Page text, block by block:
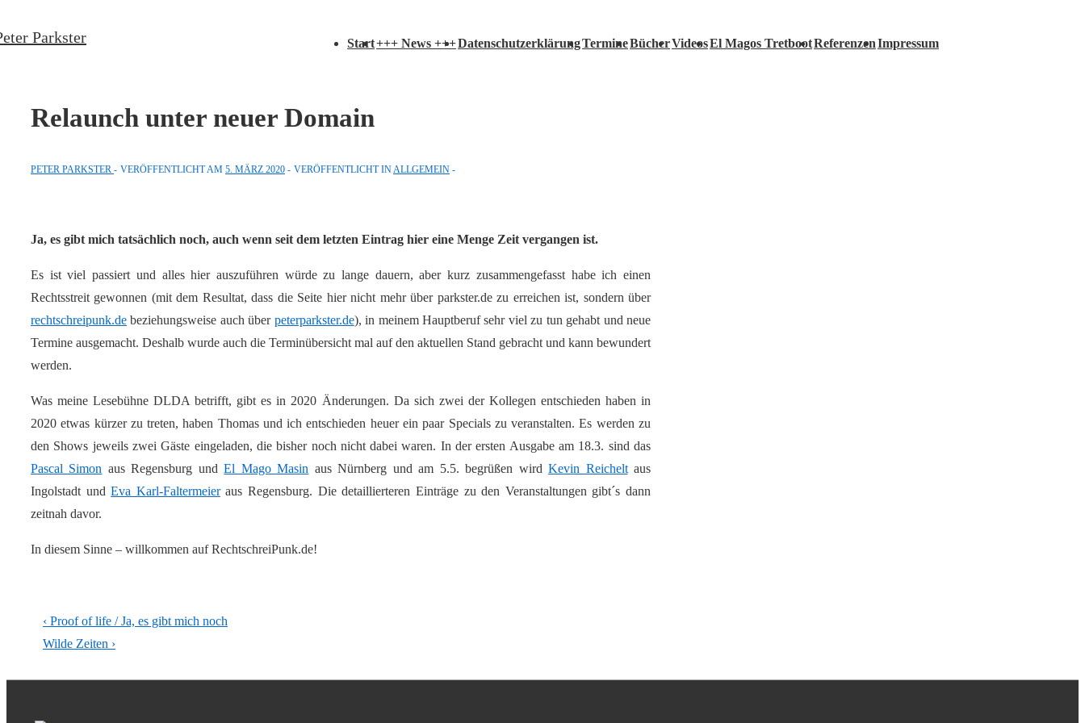
Zum Parkster
Start+++ News +++DatenschutzerklärungTermineBücherVideosEl Magos TretbootReferenzenImpressum
Relaunch unter neuer Domain
PETER PARKSTER VERÖFFENTLICHT AM 5. MÄRZ 2020 VERÖFFENTLICHT IN ALLGEMEIN
Ja, es gibt mich tatsächlich noch, auch wenn seit dem letzten Eintrag hier eine Menge Zeit vergangen ist.
Es ist viel passiert und alles hier auszuführen würde zu lange dauern, aber kurz zusammengefasst habe ich einen
Rechtsstreit gewonnen (mit dem Resultat, dass die Seite hier nicht mehr über parkster.de zu erreichen ist, sondern über
rechtschreipunk.de beziehungsweise auch über peterparkster.de), in meinem Hauptberuf sehr viel zu tun gehabt und neue
Termine ausgemacht. Deshalb wurde auch die Terminübersicht mal auf den aktuellen Stand gebracht und kann bewundert
werden.
Was meine Lesebühne DLDA betrifft, gibt es in 2020 Änderungen. Da sich zwei der Kollegen entschieden haben in
2020 etwas kürzer zu treten, haben Thomas und ich entschieden heuer ein paar Specials zu veranstalten. Es werden zu
den Shows jeweils zwei Gäste eingeladen, die bisher noch nicht dabei waren. In der ersten Ausgabe am 18.3. sind das
Pascal Simon aus Regensburg undEl Mago Masin aus Nürnberg und am 5.5. begrüßen wirdKevin Reicheltaus
Ingolstadt undEva Karl-Faltermeieraus Regensburg. Die detaillierteren Einträge zu den Veranstaltungen gibt´s dann
zeitnah davor.
In diesem Sinne – willkommen auf RechtschreiPunk.de!
Beitragsnavigation
Vorheriger
Beitrag
‹ Proof of life / Ja, es gibt mich noch
Nächster
Wilde Zeiten ›